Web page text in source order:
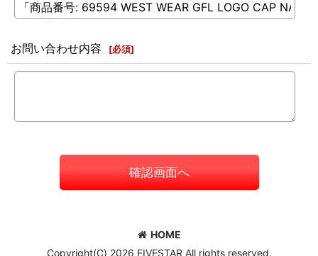
お問い合わせ内容 [必須]
確認画面へ
HOME
Copyright(C) 2026 FIVESTAR All rights reserved.